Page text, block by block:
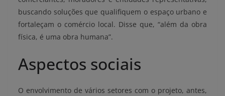
buscando soluções que qualifiquem o espaço urbano e
fortaleçam o comércio local. Disse que, “além da obra
física, é uma obra humana”.
Aspectos sociais
O envolvimento de vários setores com o projeto, antes,